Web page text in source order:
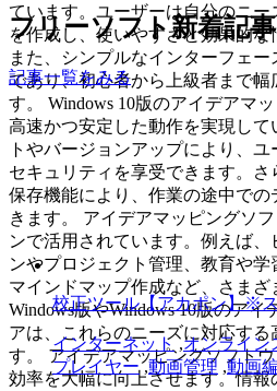
ています。ユーザーは自分のニ
を作成し、使いやすさと効果的な
また、シンプルなインターフェ
であり、初心者から上級者まで幅
す。 Windows 10版のアイデアマ
高速かつ安定した動作を実現し
トやバージョンアップにより、
セキュリティを享受できます。
保存機能により、作業の途中で
きます。 アイデアマッピングソ
ンで活用されています。例えば
ンやプロジェクト管理、教育や
マインドマップ作成など、さまざ
Windows版やWindows 10版のア
アは、これらのニーズに対応す
す。 アイデアマッピングソフト
効率を大幅に向上させます。情
フリーソフト新着記事
記事一覧をみる
校正ツール【アカポン】※
インターネット ,オンライン
プレイヤー,動画管理 ,動画